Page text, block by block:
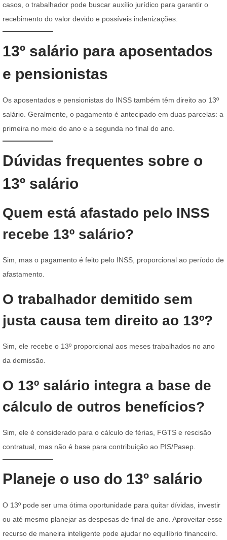
casos, o trabalhador pode buscar auxílio jurídico para garantir o
recebimento do valor devido e possíveis indenizações.
13º salário para aposentados
e pensionistas
Os aposentados e pensionistas do INSS também têm direito ao 13º
salário. Geralmente, o pagamento é antecipado em duas parcelas: a
primeira no meio do ano e a segunda no final do ano.
Dúvidas frequentes sobre o
13º salário
Quem está afastado pelo INSS
recebe 13º salário?
Sim, mas o pagamento é feito pelo INSS, proporcional ao período de
afastamento.
O trabalhador demitido sem
justa causa tem direito ao 13º?
Sim, ele recebe o 13º proporcional aos meses trabalhados no ano
da demissão.
O 13º salário integra a base de
cálculo de outros benefícios?
Sim, ele é considerado para o cálculo de férias, FGTS e rescisão
contratual, mas não é base para contribuição ao PIS/Pasep.
Planeje o uso do 13º salário
O 13º pode ser uma ótima oportunidade para quitar dívidas, investir
ou até mesmo planejar as despesas de final de ano. Aproveitar esse
recurso de maneira inteligente pode ajudar no equilíbrio financeiro.